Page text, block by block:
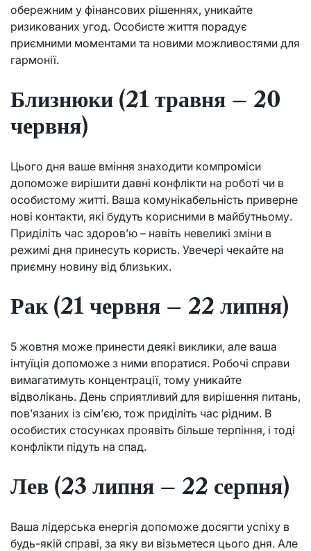
обережним у фінансових рішеннях, уникайте
ризикованих угод. Особисте життя порадує
приємними моментами та новими можливостями для
гармонії.
Близнюки (21 травня – 20
червня)
Цього дня ваше вміння знаходити компроміси
допоможе вирішити давні конфлікти на роботі чи в
особистому житті. Ваша комунікабельність приверне
нові контакти, які будуть корисними в майбутньому.
Приділіть час здоров’ю – навіть невеликі зміни в
режимі дня принесуть користь. Увечері чекайте на
приємну новину від близьких.
Рак (21 червня – 22 липня)
5 жовтня може принести деякі виклики, але ваша
інтуїція допоможе з ними впоратися. Робочі справи
вимагатимуть концентрації, тому уникайте
відволікань. День сприятливий для вирішення питань,
пов’язаних із сім’єю, тож приділіть час рідним. В
особистих стосунках проявіть більше терпіння, і тоді
конфлікти підуть на спад.
Лев (23 липня – 22 серпня)
Ваша лідерська енергія допоможе досягти успіху в
будь-якій справі, за яку ви візьметеся цього дня. Але